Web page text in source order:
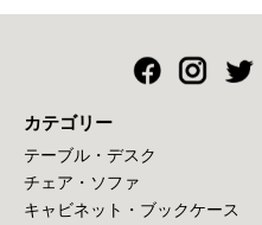
カテゴリー
テーブル・デスク
チェア・ソファ
キャビネット・ブックケース